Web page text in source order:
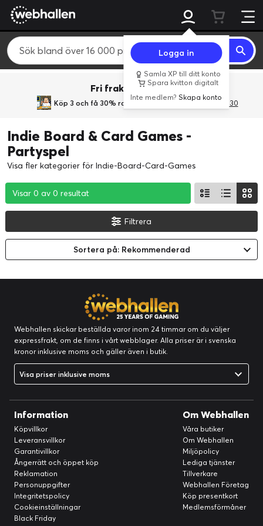
Logga in
Samla XP till ditt konto
Spara kvitton digitalt
Inte medlem?Skapa konto
Fri frakt över 800 kr.
Köp 3 och få 30% rabatt med rabattkoden 3Gives30
Indie Board & Card Games -
Partyspel
Visa fler kategorier för Indie-Board-Card-Games
Visar 0 av 0 resultat
Visar 0 av 0 resultat
Visar 0 av 0 resultat
Filtrera
Sortera på: Rekommenderad
Webhallen skickar beställda varor inom 24 timmar om du väljer
expressfrakt, om de finns i vårt webblager. Alla priser är i svenska
kronor inklusive moms och gäller även i butik.
Visa priser inklusive moms
Information
Köpvillkor
Leveransvillkor
Garantivillkor
Ångerrätt och öppet köp
Reklamation
Personuppgifter
Integritetspolicy
Cookieinställningar
Black Friday
Om Webhallen
Våra butiker
Om Webhallen
Miljöpolicy
Lediga tjänster
Tillverkare
Webhallen Företag
Köp presentkort
Medlemsförmåner